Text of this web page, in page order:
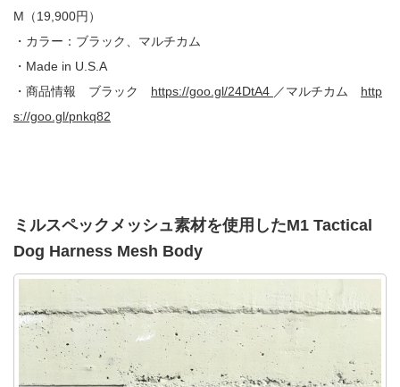
M （19,900円）
・カラー：ブラック、マルチカム
・ Made in U.S.A
・商品情報 ブラック https://goo.gl/24DtA4 ／マルチカム http
s://goo.gl/pnkq82
ミルスペックメッシュ素材を使用したM1 Tactical
Dog Harness Mesh Body